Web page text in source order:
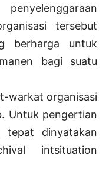
tersebut
berharga untuk
bagi suatu
warkat organisasi
Untuk pengertian
dinyatakan
intsituation